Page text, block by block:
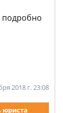
2018 г. 23:08
юриста